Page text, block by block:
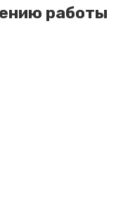
работы